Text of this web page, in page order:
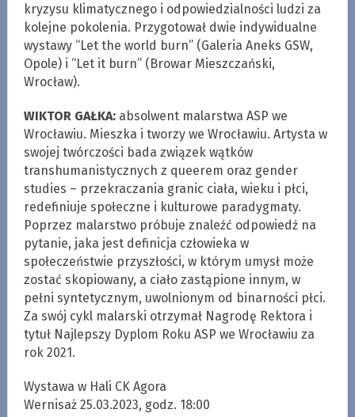
kryzysu klimatycznego i odpowiedzialności ludzi za
kolejne pokolenia. Przygotował dwie indywidualne
wystawy “Let the world burn” (Galeria Aneks GSW,
Opole) i “Let it burn” (Browar Mieszczański,
Wrocław).
WIKTOR GAŁKA: absolwent malarstwa ASP we
Wrocławiu. Mieszka i tworzy we Wrocławiu. Artysta w
swojej twórczości bada związek wątków
transhumanistycznych z queerem oraz gender
studies – przekraczania granic ciała, wieku i płci,
redefiniuje społeczne i kulturowe paradygmaty.
Poprzez malarstwo próbuje znaleźć odpowiedź na
pytanie, jaka jest definicja człowieka w
społeczeństwie przyszłości, w którym umysł może
zostać skopiowany, a ciało zastąpione innym, w
pełni syntetycznym, uwolnionym od binarności płci.
Za swój cykl malarski otrzymał Nagrodę Rektora i
tytuł Najlepszy Dyplom Roku ASP we Wrocławiu za
rok 2021.
Wystawa w Hali CK Agora
Wernisaż 25.03.2023, godz. 18:00